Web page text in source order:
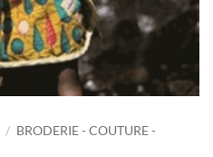
/ BRODERIE - COUTURE -